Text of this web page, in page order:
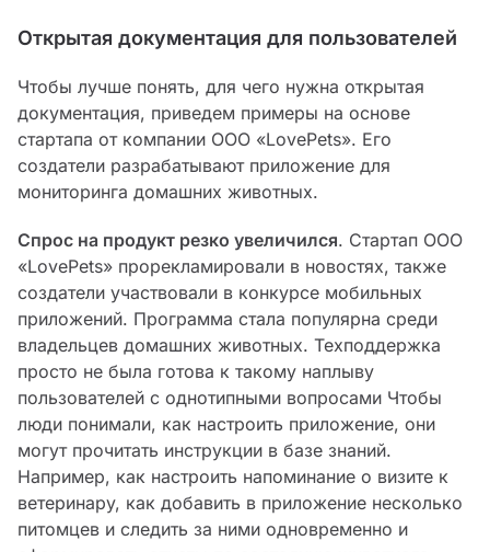
Открытая документация для пользователей
Чтобы лучше понять, для чего нужна открытая
документация, приведем примеры на основе
стартапа от компании ООО «‎LovePets»‎. Его
создатели разрабатывают приложение для
мониторинга домашних животных.
Спрос на продукт резко увеличился. Стартап ООО
«‎LovePets» прорекламировали в новостях, также
создатели участвовали в конкурсе мобильных
приложений. Программа стала популярна среди
владельцев домашних животных. Техподдержка
просто не была готова к такому наплыву
пользователей с однотипными вопросами Чтобы
люди понимали, как настроить приложение, они
могут прочитать инструкции в базе знаний.
Например, как настроить напоминание о визите к
ветеринару, как добавить в приложение несколько
питомцев и следить за ними одновременно и